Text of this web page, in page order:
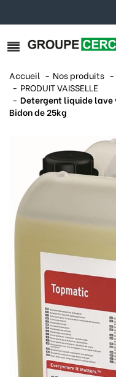
Accueil Nos produits
PRODUIT VAISSELLE
Detergent liquide lave
Bidon de 25kg